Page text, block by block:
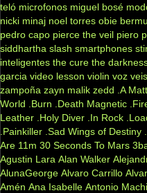
teló microfonos miguel bosé
nicki minaj noel torres obie
pedro capo pierce the veil piero
siddhartha slash smartphones
inteligentes the cure the
garcia video lesson violin voz veis
zampoña zayn malik zedd .A
World
.Burn .Death Magnetic
Leather .Holy Diver .In Rock
.Painkiller .Sad Wings of Destiny
Are 11m 30 Seconds To Mars
Agustin Lara Alan Walker
AlunaGeorge Alvaro Carrillo
Amén Ana Isabelle Antonio